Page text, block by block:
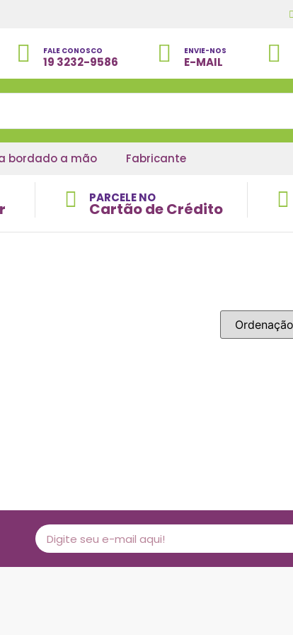
FALE CONOSCO
19 3232-9586
ENVIE-NOS
E-MAIL
bordado a mão Fabricante
PARCELE NO
Cartão de Crédito